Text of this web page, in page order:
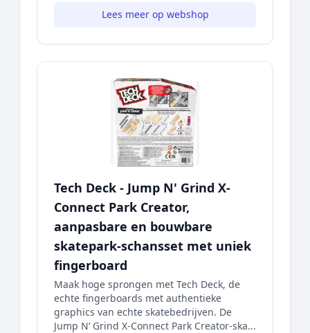
Lees meer op webshop
Tech Deck - Jump N' Grind X-
Connect Park Creator,
aanpasbare en bouwbare
skatepark-schansset met uniek
fingerboard
Maak hoge sprongen met Tech Deck, de
echte fingerboards met authentieke
graphics van echte skatebedrijven. De
Jump N’ Grind X-Connect Park Creator-ska...